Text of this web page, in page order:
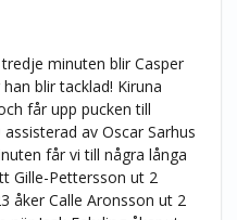
minuten blir Casper
blir tacklad! Kiruna
får upp pucken till
av Oscar Sarhus
får vi till några långa
Gille-Pettersson ut 2
åker Calle Aronsson ut 2